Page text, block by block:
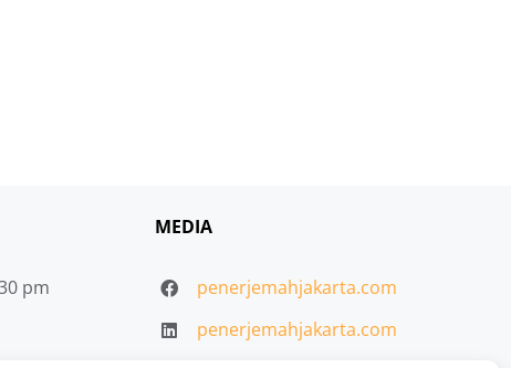
pm
MEDIA
penerjemahjakarta.com
penerjemahjakarta.com